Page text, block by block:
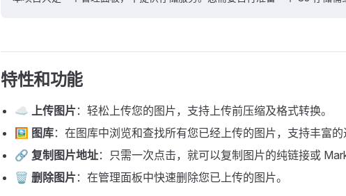
特性和功能
☁️ 上传图片 ：轻松上传您的图片，支持上传前压缩及格式转换。
🖼️ 图库：在图库中浏览和查找所有您已经上传的图片，支持丰富的
🔗 复制图片地址：只需一次点击，就可以复制图片的纯链接或
🗑️ 删除图片 ：在管理面板中快速删除您已上传的图片。